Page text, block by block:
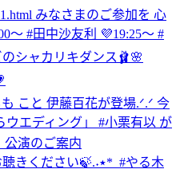
みなさまのご参加を 心
〜 #田中沙友利 💜19:25〜 #
シャカリキダンス🩰🌸
こと 伊藤百花が登場.ᐟ.ᐟ 今
ウエディング」 #小栗有以 が
公演のご案内